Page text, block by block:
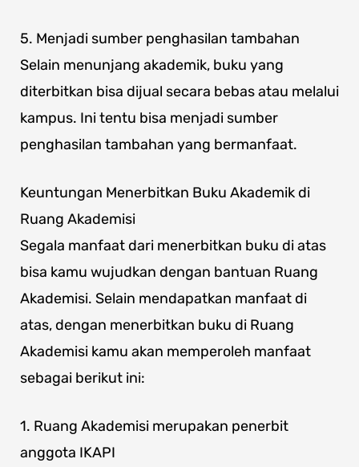
5. Menjadi sumber penghasilan tambahan
Selain menunjang akademik, buku yang
diterbitkan bisa dijual secara bebas atau melalui
kampus. Ini tentu bisa menjadi sumber
penghasilan tambahan yang bermanfaat.
Keuntungan Menerbitkan Buku Akademik di
Ruang Akademisi
Segala manfaat dari menerbitkan buku di atas
bisa kamu wujudkan dengan bantuan Ruang
Akademisi. Selain mendapatkan manfaat di
atas, dengan menerbitkan buku di Ruang
Akademisi kamu akan memperoleh manfaat
sebagai berikut ini:
1. Ruang Akademisi merupakan penerbit
anggota IKAPI